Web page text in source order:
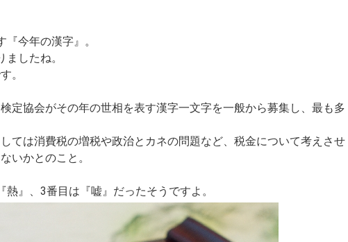
今年の漢字』。
したね。
。
定協会がその年の世相を表す漢字一文字を一般から募集し、最も多
ては消費税の増税や政治とカネの問題など、税金について考えさせ
いかとのこと。
』、3番目は『嘘』だったそうですよ。